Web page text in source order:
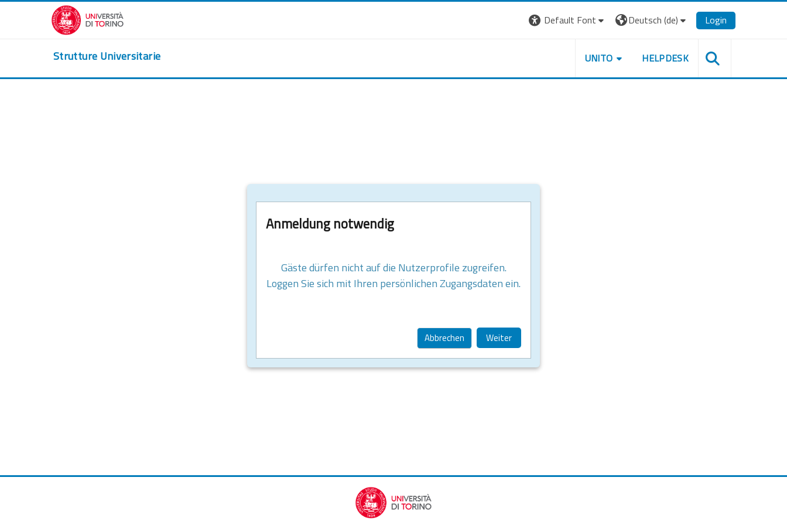
Zum Hauptinhalt
Default Font
Deutsch ‎(de)‎ Login
Strutture Universitarie UNITO HELPDESK
Anmeldung notwendig
Gäste dürfen nicht auf die Nutzerprofile zugreifen.
Loggen Sie sich mit Ihren persönlichen Zugangsdaten ein.
Abbrechen Weiter